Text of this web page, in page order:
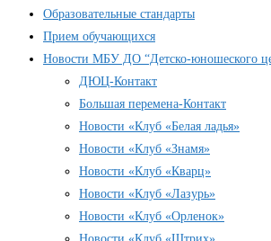
Образовательные стандарты
Прием обучающихся
Новости МБУ ДО “Детско-юношеского
ДЮЦ-Контакт
Большая перемена-Контакт
Новости «Клуб «Белая ладья»
Новости «Клуб «Знамя»
Новости «Клуб «Кварц»
Новости «Клуб «Лазурь»
Новости «Клуб «Орленок»